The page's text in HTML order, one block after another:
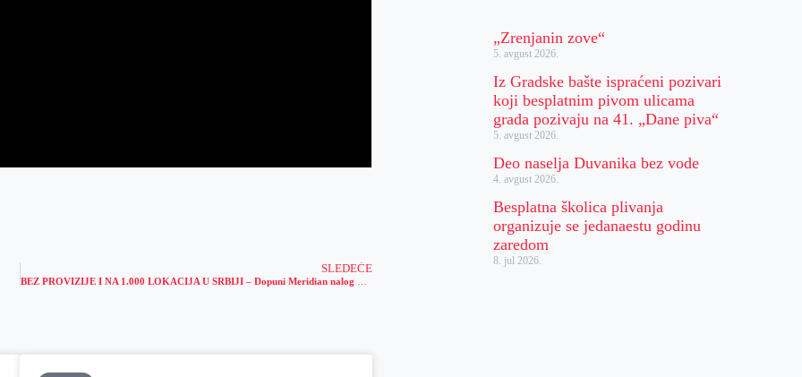
SLEDEĆE
„Zrenjanin zove“
5. avgust 2026.
Iz Gradske bašte ispraćeni pozivari
koji besplatnim pivom ulicama
grada pozivaju na 41. „Dane piva“
5. avgust 2026.
Deo naselja Duvanika bez vode
4. avgust 2026.
Besplatna školica plivanja
organizuje se jedanaestu godinu
zaredom
8. jul 2026.